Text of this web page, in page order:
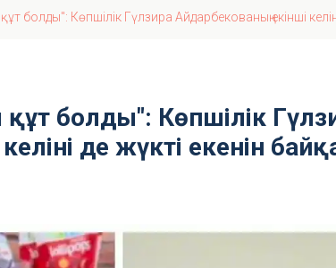
болды": Көпшілік Гүлзира Айдарбекованың екінші
болды": Көпшілік
де жүкті екенін